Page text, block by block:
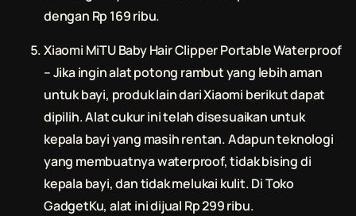
dengan Rp 169 ribu.
Xiaomi MiTU Baby Hair Clipper Portable Waterproof
– Jika ingin alatpotong rambutyang lebih aman
untuk bayi, produk lain dari Xiaomi berikut dapat
dipilih. Alat cukur ini telah disesuaikan untuk
kepala bayi yang masih rentan. Adapun teknologi
yang membuatnya waterproof, tidak bising di
kepala bayi, dan tidak melukai kulit. Di Toko
GadgetKu, alat ini dijual Rp 299 ribu.